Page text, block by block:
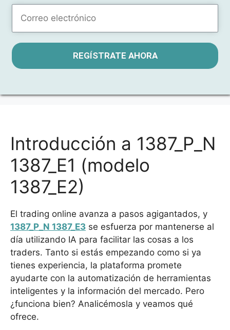
REGÍSTRATE AHORA
Introducción a 1387_P_N
1387_E1 (modelo
1387_E2)
El trading online avanza a pasos agigantados, y
1387_P_N 1387_E3 se esfuerza por mantenerse al
día utilizando IA para facilitar las cosas a los
traders. Tanto si estás empezando como si ya
tienes experiencia, la plataforma promete
ayudarte con la automatización de herramientas
inteligentes y la información del mercado. Pero
¿funciona bien? Analicémosla y veamos qué
ofrece.